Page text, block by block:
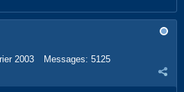
2003 Messages: 5125